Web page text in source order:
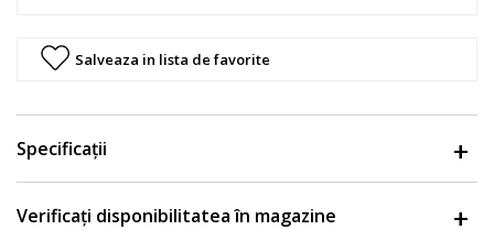
Salveaza in lista de favorite
Specificații
Verificați disponibilitatea în magazine